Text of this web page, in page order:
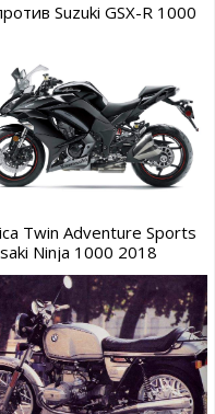
Suzuki GSX-R 1000
Twin Adventure Sports
Ninja 1000 2018